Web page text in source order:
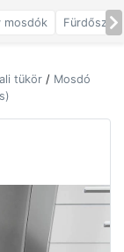
mosdók
tükör / Mosdó